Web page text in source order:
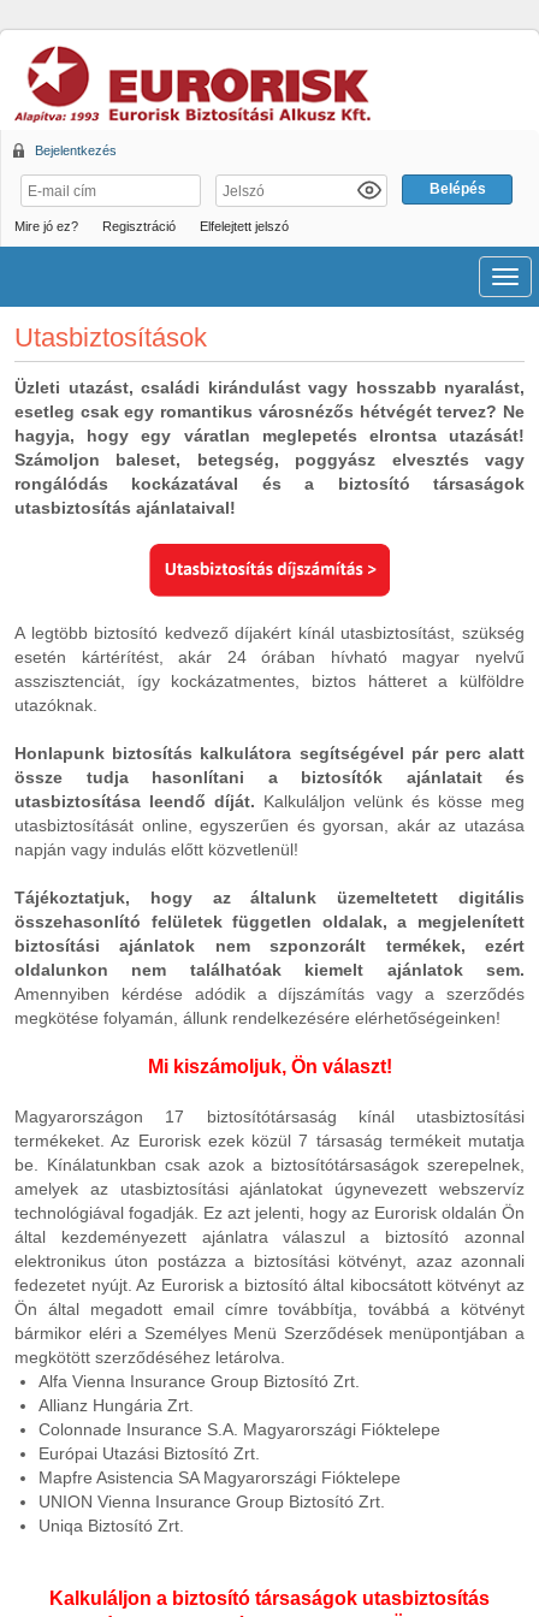
Bejelentkezés
Mire jó ez? Regisztráció Elfelejtett jelszó
Utasbiztosítások
Üzleti utazást, családi kirándulást vagy hosszabb nyaralást,
esetleg csak egy romantikus városnézős hétvégét tervez? Ne
hagyja, hogy egy váratlan meglepetés elrontsa utazását!
Számoljon baleset, betegség, poggyász elvesztés vagy
rongálódás kockázatával és a biztosító társaságok
utasbiztosítás ajánlataival!
A legtöbb biztosító kedvező díjakért kínál utasbiztosítást, szükség
esetén kártérítést, akár 24 órában hívható magyar nyelvű
asszisztenciát, így kockázatmentes, biztos hátteret a külföldre
utazóknak.
Honlapunk biztosítás kalkulátora segítségével pár perc alatt
össze tudja hasonlítani a biztosítók ajánlatait és
utasbiztosítása leendő díját. Kalkuláljon velünk és kösse meg
utasbiztosítását online, egyszerűen és gyorsan, akár az utazása
napján vagy indulás előtt közvetlenül!
Tájékoztatjuk, hogy az általunk üzemeltetett digitális
összehasonlító felületek független oldalak, a megjelenített
biztosítási ajánlatok nem szponzorált termékek, ezért
oldalunkon nem találhatóak kiemelt ajánlatok sem.
Amennyiben kérdése adódik a díjszámítás vagy a szerződés
megkötése folyamán, állunk rendelkezésére elérhetőségeinken!
Mi kiszámoljuk, Ön választ!
Magyarországon 17 biztosítótársaság kínál utasbiztosítási
termékeket. Az Eurorisk ezek közül 7 társaság termékeit mutatja
be. Kínálatunkban csak azok a biztosítótársaságok szerepelnek,
amelyek az utasbiztosítási ajánlatokat úgynevezett webszervíz
technológiával fogadják. Ez azt jelenti, hogy az Eurorisk oldalán Ön
által kezdeményezett ajánlatra válaszul a biztosító azonnal
elektronikus úton postázza a biztosítási kötvényt, azaz azonnali
fedezetet nyújt. Az Eurorisk a biztosító által kibocsátott kötvényt az
Ön által megadott email címre továbbítja, továbbá a kötvényt
bármikor eléri a Személyes Menü Szerződések menüpontjában a
megkötött szerződéséhez letárolva.
Alfa Vienna Insurance Group Biztosító Zrt.
Allianz Hungária Zrt.
Colonnade Insurance S.A. Magyarországi Fióktelepe
Európai Utazási Biztosító Zrt.
Mapfre Asistencia SA Magyarországi Fióktelepe
UNION Vienna Insurance Group Biztosító Zrt.
Uniqa Biztosító Zrt.
Kalkuláljon a biztosító társaságok utasbiztosítás